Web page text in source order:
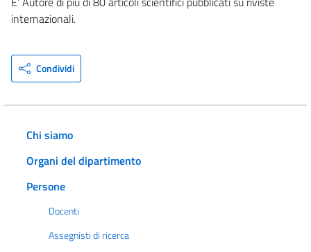
internazionali.
Condividi
Chi siamo
Organi del dipartimento
Persone
Docenti
Assegnisti di ricerca